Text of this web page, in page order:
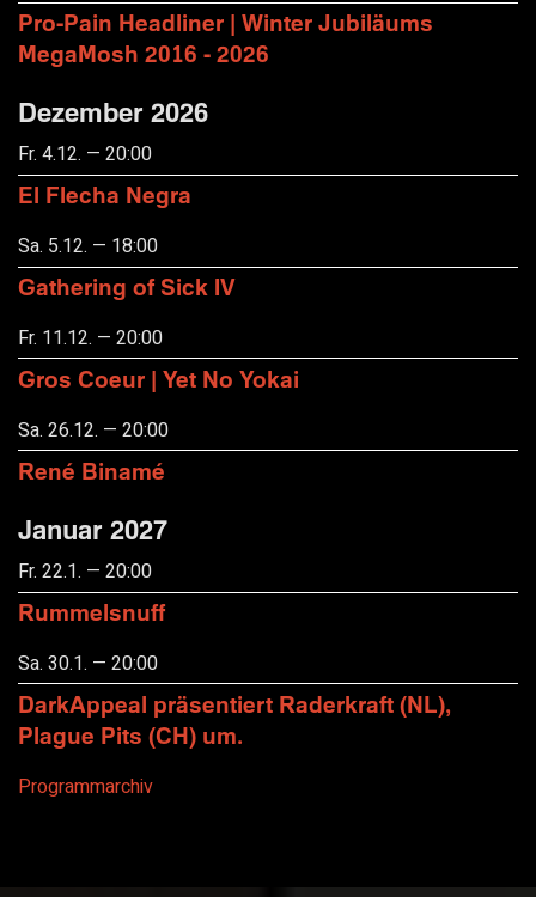
Pro-Pain Headliner | Winter Jubiläums
MegaMosh 2016 - 2026
Dezember 2026
Fr. 4.12. — 20:00
El Flecha Negra
Sa. 5.12. — 18:00
Gathering of Sick IV
Fr. 11.12. — 20:00
Gros Coeur | Yet No Yokai
Sa. 26.12. — 20:00
René Binamé
Januar 2027
Fr. 22.1. — 20:00
Rummelsnuff
Sa. 30.1. — 20:00
DarkAppeal präsentiert Raderkraft (NL),
Plague Pits (CH) um.
Programmarchiv